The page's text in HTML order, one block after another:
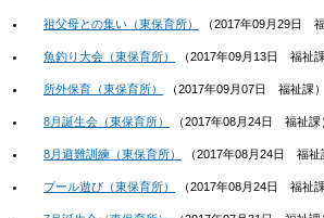
祖父母との集い（東保育所） （2017年09月29日
魚釣り大会（東保育所） （2017年09月13日 福祉課
所外保育（東保育所） （2017年09月07日 福祉課）
8月誕生会（東保育所） （2017年08月24日 福祉課
8月避難訓練（東保育所） （2017年08月24日 福祉
プール遊び（東保育所） （2017年08月24日 福祉課